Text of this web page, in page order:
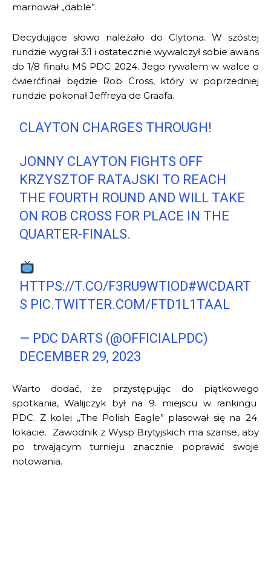
marnował „dable”.
Decydujące słowo należało do Clytona. W szóstej
rundzie wygrał 3:1 i ostatecznie wywalczył sobie awans
do 1/8 finału MŚ PDC 2024. Jego rywalem w walce o
ćwierćfinał będzie Rob Cross, który w poprzedniej
rundzie pokonał Jeffreya de Graafa.
CLAYTON CHARGES THROUGH!
JONNY CLAYTON FIGHTS OFF
KRZYSZTOF RATAJSKI TO REACH
THE FOURTH ROUND AND WILL TAKE
ON ROB CROSS FOR PLACE IN THE
QUARTER-FINALS.
HTTPS://T.CO/F3RU9WTIOD#WCDART
S PIC.TWITTER.COM/FTD1L1TAAL
— PDC DARTS (@OFFICIALPDC)
DECEMBER 29, 2023
Warto dodać, że przystępując do piątkowego
spotkania, Walijczyk był na 9. miejscu w rankingu
PDC. Z kolei „The Polish Eagle” plasował się na 24.
lokacie. Zawodnik z Wysp Brytyjskich ma szanse, aby
po trwającym turnieju znacznie poprawić swoje
notowania.